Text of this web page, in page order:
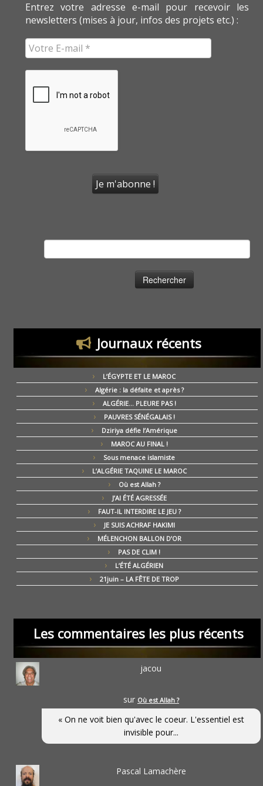
Entrez votre adresse e-mail pour recevoir les
newsletters (mises à jour, infos des projets etc.) :
Journaux récents
L’ÉGYPTE ET LE MAROC
Algérie : la défaite et après ?
ALGÉRIE… PLEURE PAS !
PAUVRES SÉNÉGALAIS !
Dziriya défie l’Amérique
MAROC AU FINAL !
Sous menace islamiste
L’ALGÉRIE TAQUINE LE MAROC
Où est Allah ?
J’AI ÉTÉ AGRESSÉE
FAUT-IL INTERDIRE LE JEU ?
JE SUIS ACHRAF HAKIMI
MÉLENCHON BALLON D’OR
PAS DE CLIM !
L’ÉTÉ ALGÉRIEN
21juin – LA FÊTE DE TROP
Les commentaires les plus récents
jacou
sur Où est Allah ?
« On ne voit bien qu'avec le coeur. L'essentiel est
invisible pour...
Pascal Lamachère